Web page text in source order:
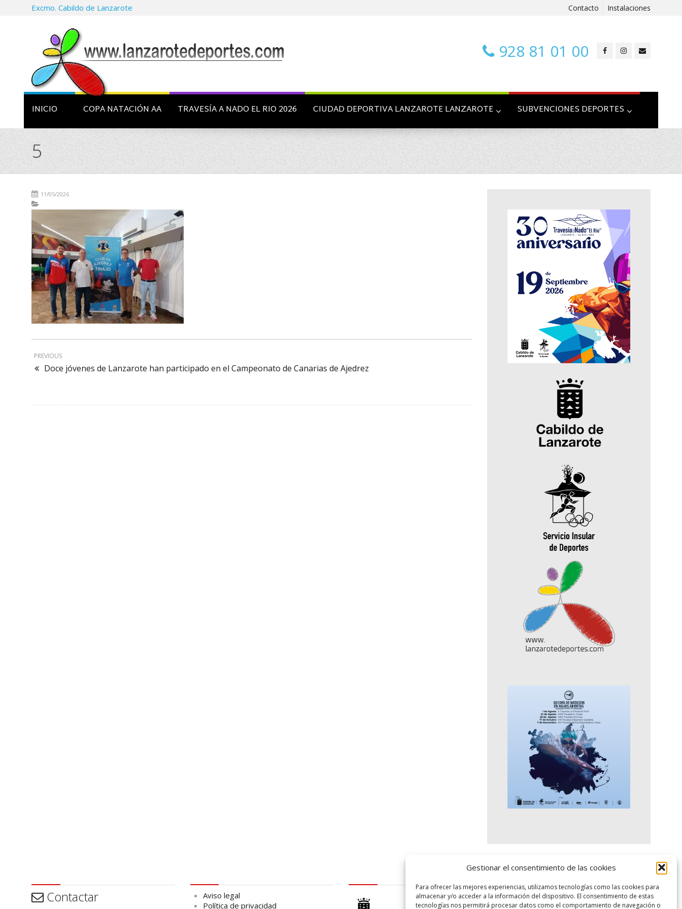
Gestionar el consentimiento de las cookies
Para ofrecer las mejores experiencias, utilizamos tecnologías como las cookies para
almacenar y/o acceder a la información del dispositivo. El consentimiento de estas
tecnologías nos permitirá procesar datos como el comportamiento de navegación o
Excmo. Cabildo de Lanzarote Contacto Instalaciones
928 81 01 00
INICIO COPA NATACIÓN AA TRAVESÍA A NADO EL RIO 2026 CIUDAD DEPORTIVA LANZAROTE LANZAROTE SUBVENCIONES DEPORTES
5
11/05/2026
PREVIOUS
Doce jóvenes de Lanzarote han participado en el Campeonato de Canarias de Ajedrez
Contactar
Aviso legal
Política de privacidad
logo SID